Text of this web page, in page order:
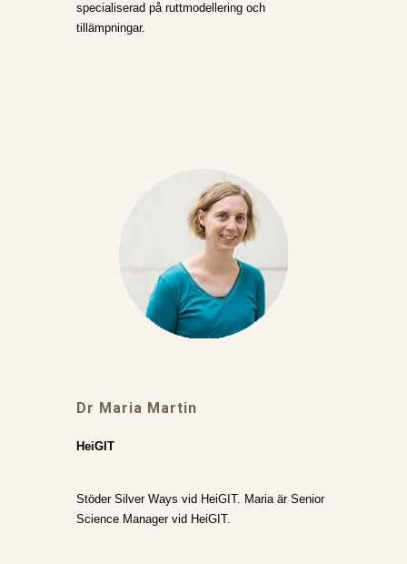
specialiserad på ruttmodellering och
tillämpningar.
Dr Maria Martin
HeiGIT
Stöder Silver Ways vid HeiGIT. Maria är Senior
Science Manager vid HeiGIT.